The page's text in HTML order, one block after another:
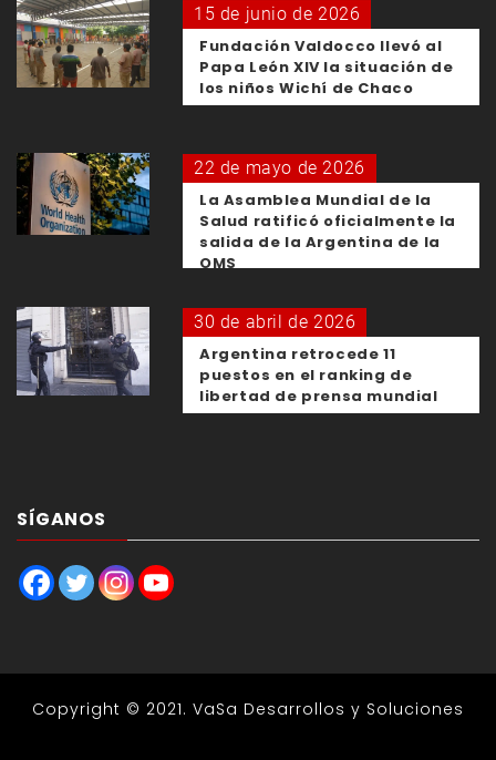
15 de junio de 2026
Fundación Valdocco llevó al
Papa León XIV la situación de
los niños Wichí de Chaco
22 de mayo de 2026
La Asamblea Mundial de la
Salud ratificó oficialmente la
salida de la Argentina de la
OMS
30 de abril de 2026
Argentina retrocede 11
puestos en el ranking de
libertad de prensa mundial
SÍGANOS
Copyright © 2021. VaSa Desarrollos y Soluciones